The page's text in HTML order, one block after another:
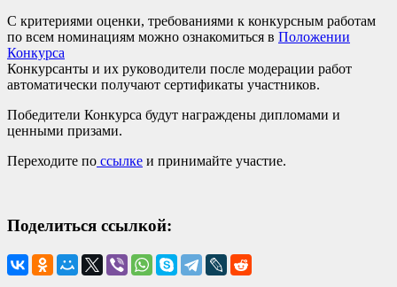
С критериями оценки, требованиями к конкурсным работам
по всем номинациям можно ознакомиться в Положении
Конкурса
Конкурсанты и их руководители после модерации работ
автоматически получают сертификаты участников.
Победители Конкурса будут награждены дипломами и
ценными призами.
Переходите по ссылке и принимайте участие.
Поделиться ссылкой: